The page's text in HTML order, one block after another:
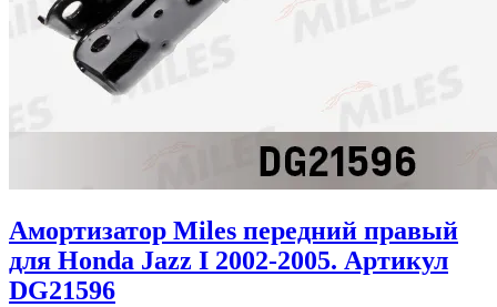
Амортизатор Miles передний правый
для Honda Jazz I 2002-2005. Артикул
DG21596